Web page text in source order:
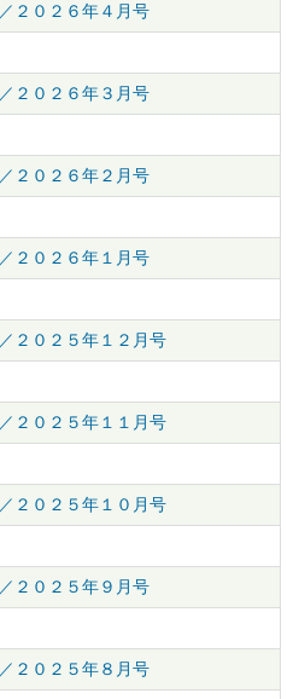
２０２６年４月号
２０２６年３月号
２０２６年２月号
２０２６年１月号
２０２５年１２月号
２０２５年１１月号
２０２５年１０月号
２０２５年９月号
２０２５年８月号